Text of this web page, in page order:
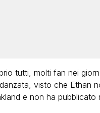
tutti, molti fan nei
visto che Ethan
e non ha